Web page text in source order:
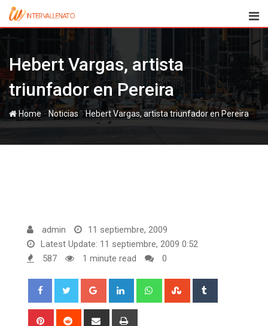
Skip
content
Hebert Vargas, artista
triunfador en Pereira
Home -Noticias -Hebert Vargas, artista triunfador en Pereira
admin
11 septiembre, 2009
Latest Update: 11 septiembre, 2009 0:52
587
1 minute read 0
Google+ LinkedIn WhatsappStumbleUpon
Pinterest Reddit
Share